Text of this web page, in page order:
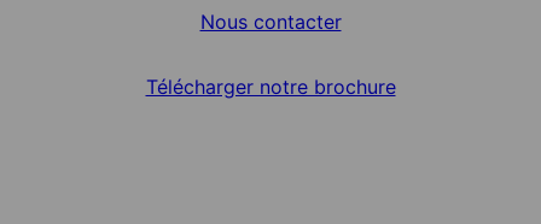
Nous contacter
Télécharger notre brochure